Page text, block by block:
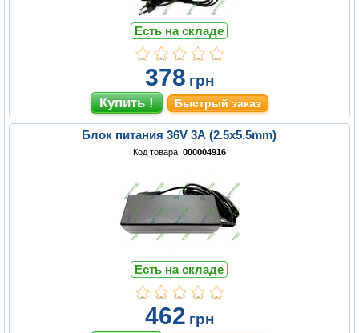
Есть на складе
378 грн
Быстрый заказ
Блок питания 36V 3A (2.5x5.5mm)
Код товара: 000004916
Есть на складе
462 грн